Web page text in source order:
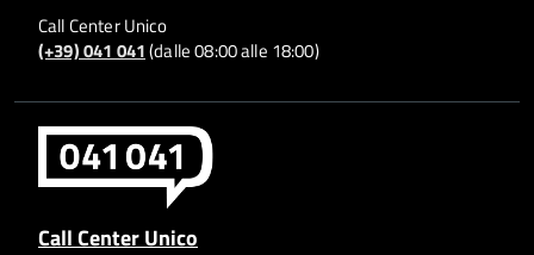
Call Center Unico
(+39) 041 041(dalle 08:00 alle 18:00)
Call Center Unico